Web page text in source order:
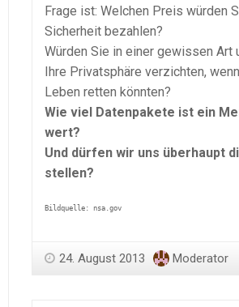
Frage ist: Welchen Preis würden
Sicherheit bezahlen?
Würden Sie in einer gewissen Art
Ihre Privatsphäre verzichten,
Leben retten könnten?
Wie viel Datenpakete ist ein
wert?
Und dürfen wir uns überhaupt
stellen?
Bildquelle: nsa.gov
24. August 2013 Moderator